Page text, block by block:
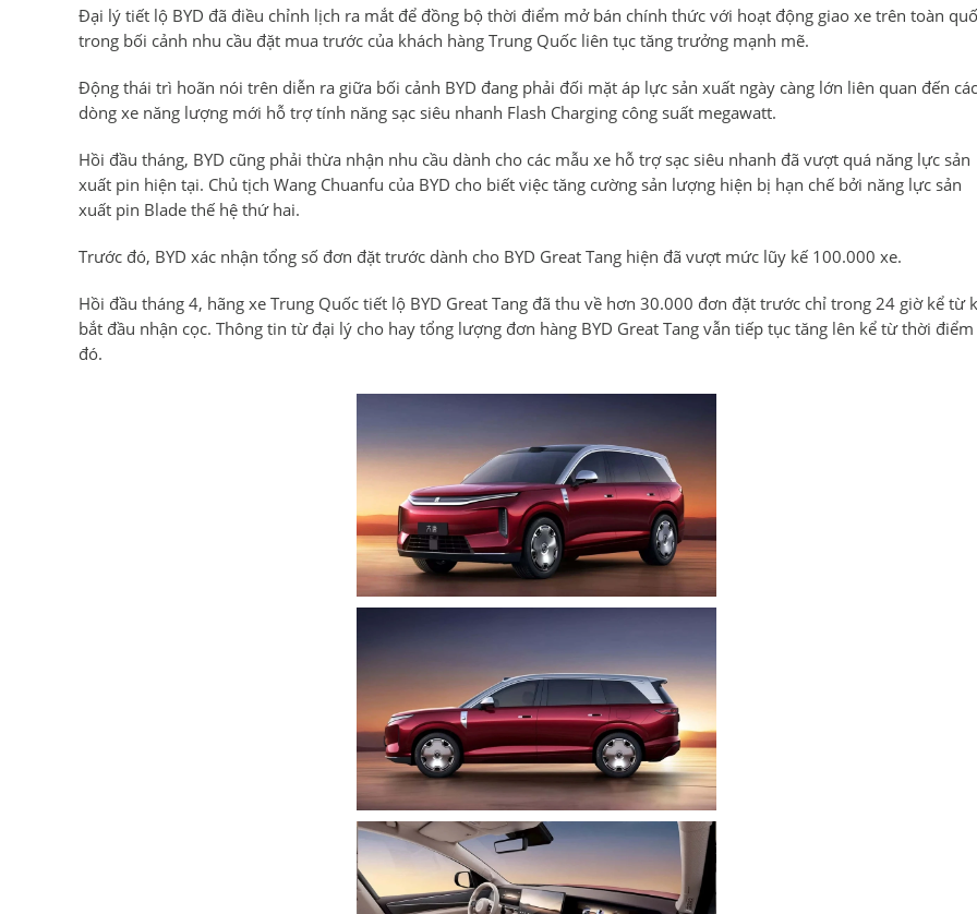
Đại lý tiết lộ BYD đã điều chỉnh lịch ra mắt để đồng bộ thời điểm mở bán chính thức với hoạt động giao xe trên toàn
trong bối cảnh nhu cầu đặt mua trước của khách hàng Trung Quốc liên tục tăng trưởng mạnh mẽ.
Động thái trì hoãn nói trên diễn ra giữa bối cảnh BYD đang phải đối mặt áp lực sản xuất ngày càng lớn liên quan đến các
dòng xe năng lượng mới hỗ trợ tính năng sạc siêu nhanh Flash Charging công suất megawatt.
Hồi đầu tháng, BYD cũng phải thừa nhận nhu cầu dành cho các mẫu xe hỗ trợ sạc siêu nhanh đã vượt quá năng lực sản
xuất pin hiện tại. Chủ tịch Wang Chuanfu của BYD cho biết việc tăng cường sản lượng hiện bị hạn chế bởi năng lực sản
xuất pin Blade thế hệ thứ hai.
Trước đó, BYD xác nhận tổng số đơn đặt trước dành cho BYD Great Tang hiện đã vượt mức lũy kế 100.000 xe.
Hồi đầu tháng 4, hãng xe Trung Quốc tiết lộ BYD Great Tang đã thu về hơn 30.000 đơn đặt trước chỉ trong 24 giờ kể từ
bắt đầu nhận cọc. Thông tin từ đại lý cho hay tổng lượng đơn hàng BYD Great Tang vẫn tiếp tục tăng lên kể từ thời điểm
đó.